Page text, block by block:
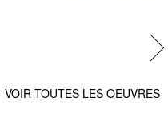
VOIR TOUTES LES OEUVRES